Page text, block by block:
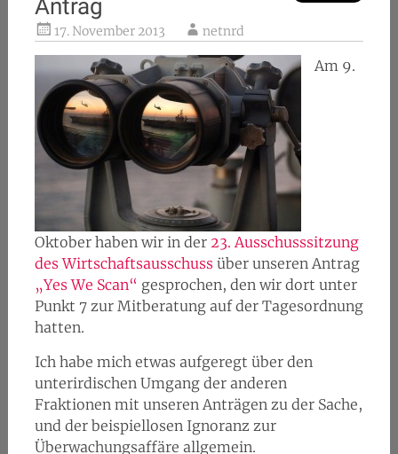
Antrag
17. November 2013 netnrd
Am 9.
Oktober haben wir in der 23. Ausschusssitzung
des Wirtschaftsausschuss über unseren Antrag
„Yes We Scan“ gesprochen, den wir dort unter
Punkt 7 zur Mitberatung auf der Tagesordnung
hatten.
Ich habe mich etwas aufgeregt über den
unterirdischen Umgang der anderen
Fraktionen mit unseren Anträgen zu der Sache,
und der beispiellosen Ignoranz zur
Überwachungsaffäre allgemein.